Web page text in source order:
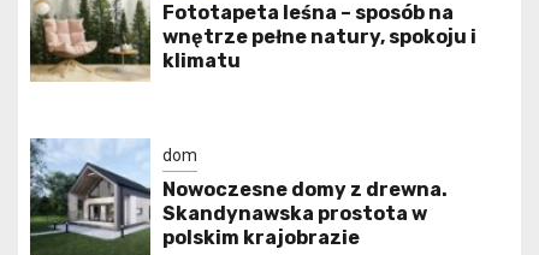
​Fototapeta leśna – sposób na
wnętrze pełne natury, spokoju i
klimatu
dom
Nowoczesne domy z drewna.
Skandynawska prostota w
polskim krajobrazie